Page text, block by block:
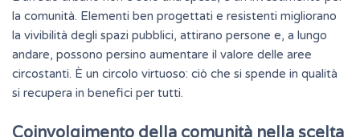
la comunità. Elementi ben progettati e resistenti migliorano
la vivibilità degli spazi pubblici, attirano persone e, a lungo
andare, possono persino aumentare il valore delle aree
circostanti. È un circolo virtuoso: ciò che si spende in qualità
si recupera in benefici per tutti.
Coinvolgimento della comunità nella scelta